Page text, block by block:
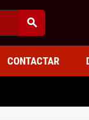
search
CONTACTAR